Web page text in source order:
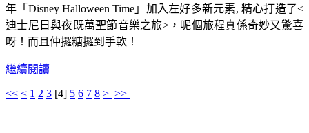
年「Disney Halloween Time」加入左好多新元素, 精心打造了<
迪士尼日與夜既萬聖節音樂之旅>，呢個旅程真係奇妙又驚喜
呀！而且仲攞糖攞到手軟！
繼續閱讀
<< < 1 2 3 [4] 5 6 7 8 > >>